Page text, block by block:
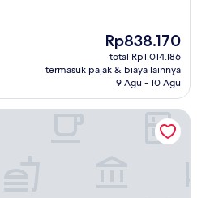
Harga
sekarang
Rp838.170
Rp838.170
total Rp1.014.186
termasuk pajak & biaya lainnya
9 Agu - 10 Agu
- Hotel Dalam Bandara